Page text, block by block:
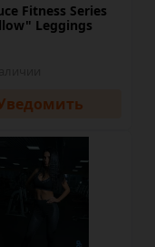
Fitness Series
Leggings